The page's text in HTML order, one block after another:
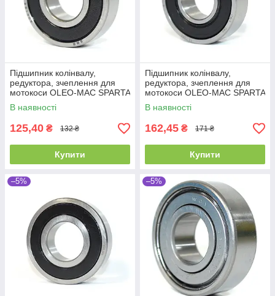
Підшипник колінвалу,
редуктора, зчеплення для
мотокоси OLEO-MAC SPARTA
25 SPARTA 37, SPARTA 38,
SPARTA 40,
В наявності
125,40 ₴ 132 ₴
Купити
Підшипник колінвалу,
редуктора, зчеплення для
мотокоси OLEO-MAC SPARTA
25 SPARTA 37, SPARTA 38,
SPARTA 40,
В наявності
162,45 ₴ 171 ₴
Купити
–5% –5%